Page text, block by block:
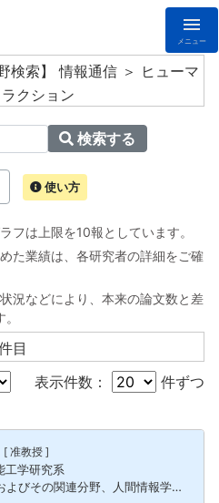
メニュー
検索】 情報通信 ＞ ヒューマ
クション
検索する
使い方
フは上限を10報としています。
た業績は、各研究者の詳細をご確
況などにより、本来の論文数と差
目
表示件数： 件ずつ
[ 准教授 ]
工学研究系
野、人間情報学、応用情報学およびその関連分野